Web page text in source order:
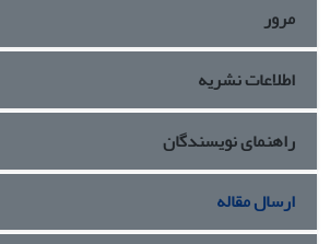
مرور
اطلاعات نشریه
راهنمای نویسندگان
ارسال مقاله